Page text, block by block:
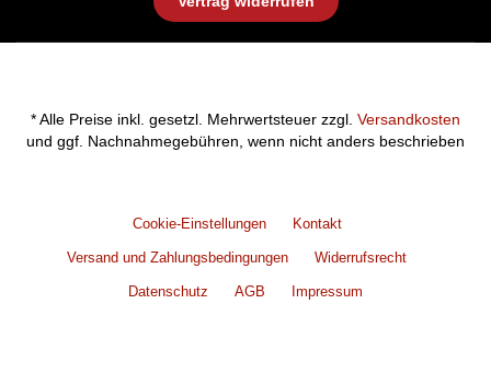
* Alle Preise inkl. gesetzl. Mehrwertsteuer zzgl. Versandkosten
und ggf. Nachnahmegebühren, wenn nicht anders beschrieben
Cookie-Einstellungen Kontakt
Versand und Zahlungsbedingungen Widerrufsrecht
Datenschutz AGB Impressum